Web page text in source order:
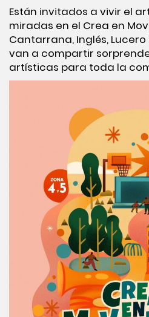
Están invitados a vivir el
miradas en el Crea en
Cantarrana, Inglés, Lucero
van a compartir
artísticas para toda la